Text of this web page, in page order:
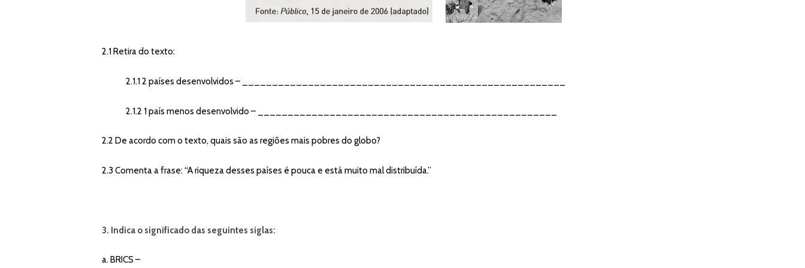
2.1 Retira do texto:
2.1.1 2 países desenvolvidos – ______________________________________________________
2.1.2 1 país menos desenvolvido – __________________________________________________
2.2 De acordo com o texto, quais são as regiões mais pobres do globo?
2.3 Comenta a frase:“A riqueza desses países é pouca e está muito mal distribuída.”
3. Indica o significado das seguintes siglas:
a. BRICS –